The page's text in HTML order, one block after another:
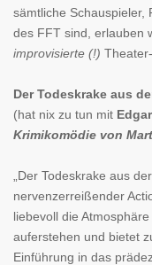
sämtliche Schauspieler,
des FFT sind, erlauben
improvisierte (!)
Der Todeskrake aus
(hat nix zu tun mit
Krimikomödie von
„Der Todeskrake aus
nervenzerreißender
liebevoll die
auferstehen und bietet
Einführung in das